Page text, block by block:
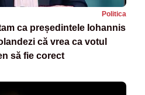
Politica
ca președintele Iohannis
că vrea ca votul
să fie corect